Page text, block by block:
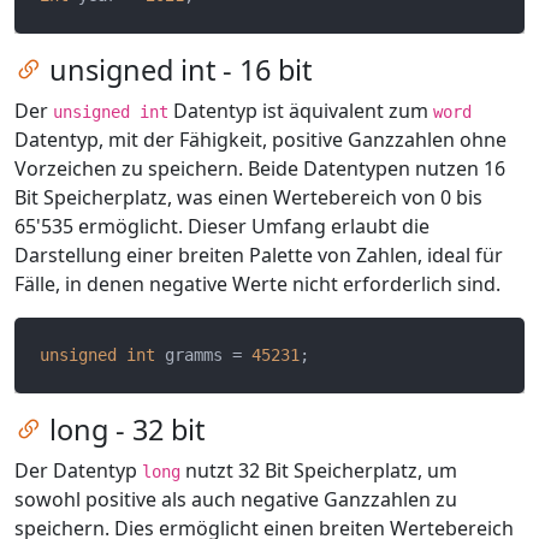
Zum Kapitel springen
unsigned int - 16 bit
Der unsigned int Datentyp ist äquivalent zum word
Datentyp, mit der Fähigkeit, positive Ganzzahlen ohne
Vorzeichen zu speichern. Beide Datentypen nutzen 16
Bit Speicherplatz, was einen Wertebereich von 0 bis
65'535 ermöglicht. Dieser Umfang erlaubt die
Darstellung einer breiten Palette von Zahlen, ideal für
Fälle, in denen negative Werte nicht erforderlich sind.
unsigned int gramms = 45231
Zum Kapitel springen
long - 32 bit
Der Datentyp long nutzt 32 Bit Speicherplatz, um
sowohl positive als auch negative Ganzzahlen zu
speichern. Dies ermöglicht einen breiten Wertebereich